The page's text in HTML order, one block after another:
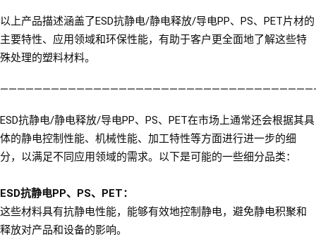
以上产品描述涵盖了ESD抗静电/静电释放/导电PP、PS、PET片材的
主要特性、应用领域和环保性能，有助于客户更全面地了解这些特
殊处理的塑料材料。
ESD抗静电/静电释放/导电PP、PS、PET在市场上通常还会根据其具
体的静电控制性能、机械性能、加工特性等方面进行进一步的细
分，以满足不同应用领域的需求。以下是可能的一些细分品类：
ESD抗静电PP、PS、PET：
这些材料具有抗静电性能，能够有效地控制静电，避免静电积聚和
释放对产品和设备的影响。